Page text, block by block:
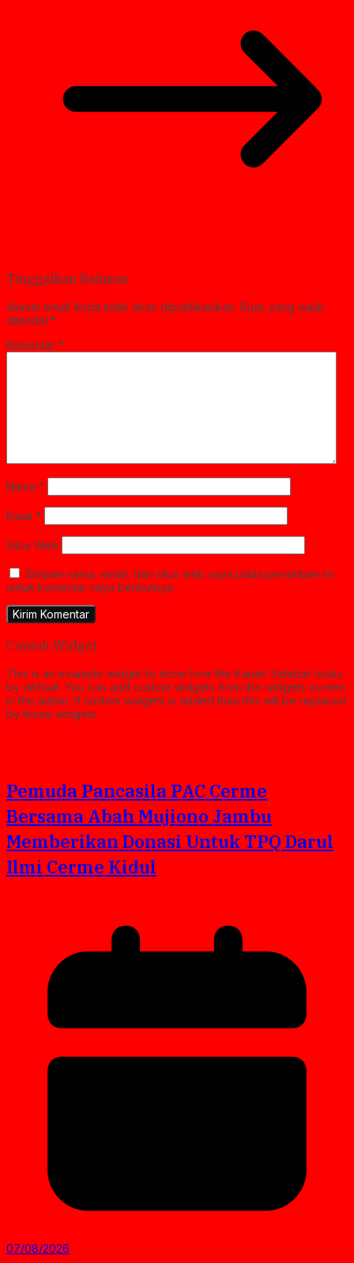
Tinggalkan Balasan
Alamat email Anda tidak akan dipublikasikan. Ruas yang wajib
ditandai *
Komentar *
Nama *
Email *
Situs Web
Simpan nama, email, dan situs web saya pada peramban ini
untuk komentar saya berikutnya.
Contoh Widget
This is an example widget to show how the Kanan Sidebar looks
by default. You can add custom widgets from the widgets screen
in the admin. If custom widgets is added than this will be replaced
by those widgets.
Pemuda Pancasila PAC Cerme
Bersama Abah Mujiono Jambu
Memberikan Donasi Untuk TPQ Darul
Ilmi Cerme Kidul
07/08/2026